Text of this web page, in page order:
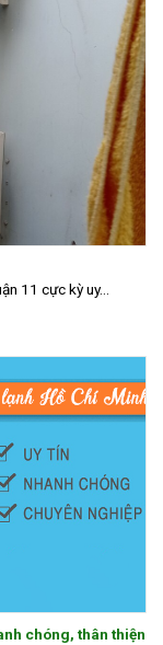
11 cực kỳ uy...
chóng, thân thiện